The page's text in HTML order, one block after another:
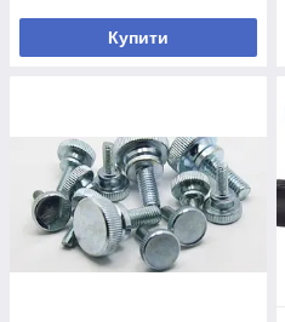
Купити